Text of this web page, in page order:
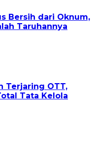
Bersih dari Oknum,
Taruhannya
Terjaring OTT,
Tata Kelola